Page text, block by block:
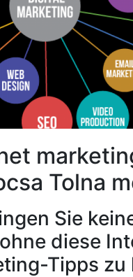
Tolna
Sie
diese
Tipps zu